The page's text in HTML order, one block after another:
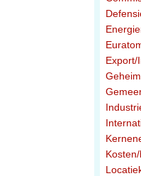
Export/